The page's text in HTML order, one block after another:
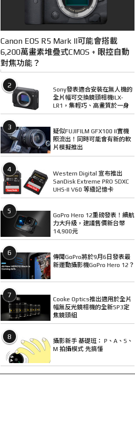
Canon EOS R5 Mark II可能會搭載
6,200萬畫素堆疊式CMOS + 眼控自動
對焦功能？
2
Sony發表適合安裝在無人機的
全片幅可交換鏡頭相機ILX-
LR1，集輕巧、高畫質於一身
3
疑似FUJIFILM GFX100 II實機
照流出！同時可能會有新的軟
片模擬推出
4
Western Digital 宣布推出
SanDisk Extreme PRO SDXC
UHS-II V60 等級記憶卡
5
GoPro Hero 12重磅發表！續航
力大升級，建議售價新台幣
14,900元
6
傳聞GoPro將於9月6日發表最
新運動攝影機GoPro Hero 12？
7
Cooke Optics推出適用於全片
幅無反光鏡相機的全新SP3定
焦鏡頭組
8
攝影新手 基礎班： P、A、S、
M 拍攝模式 先搞懂